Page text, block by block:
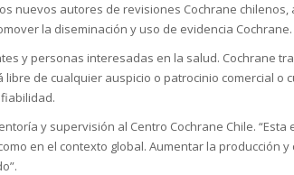
nuevos autores de revisiones Cochrane chilenos,
la diseminación y uso de evidencia Cochrane.
y personas interesadas en la salud. Cochrane
de cualquier auspicio o patrocinio comercial o
y supervisión al Centro Cochrane Chile. “Esta
en el contexto global. Aumentar la producción